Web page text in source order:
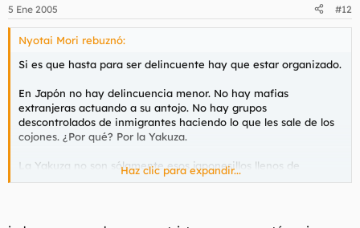
5 Ene 2005 #12
Nyotai Mori rebuznó:
Si es que hasta para ser delincuente hay que estar organizado.
En Japón no hay delincuencia menor. No hay mafias
extranjeras actuando a su antojo. No hay grupos
descontrolados de inmigrantes haciendo lo que les sale de los
cojones. ¿Por qué? Por la Yakuza.
La Yakuza no son sólamente esos japonesillos llenos de
tatuajes que salen en pelis como Black Rain o Sol Naciente. La
lo bueno de la Yakuza? Está con las grandes corporaciones y
Haz clic para expandir...